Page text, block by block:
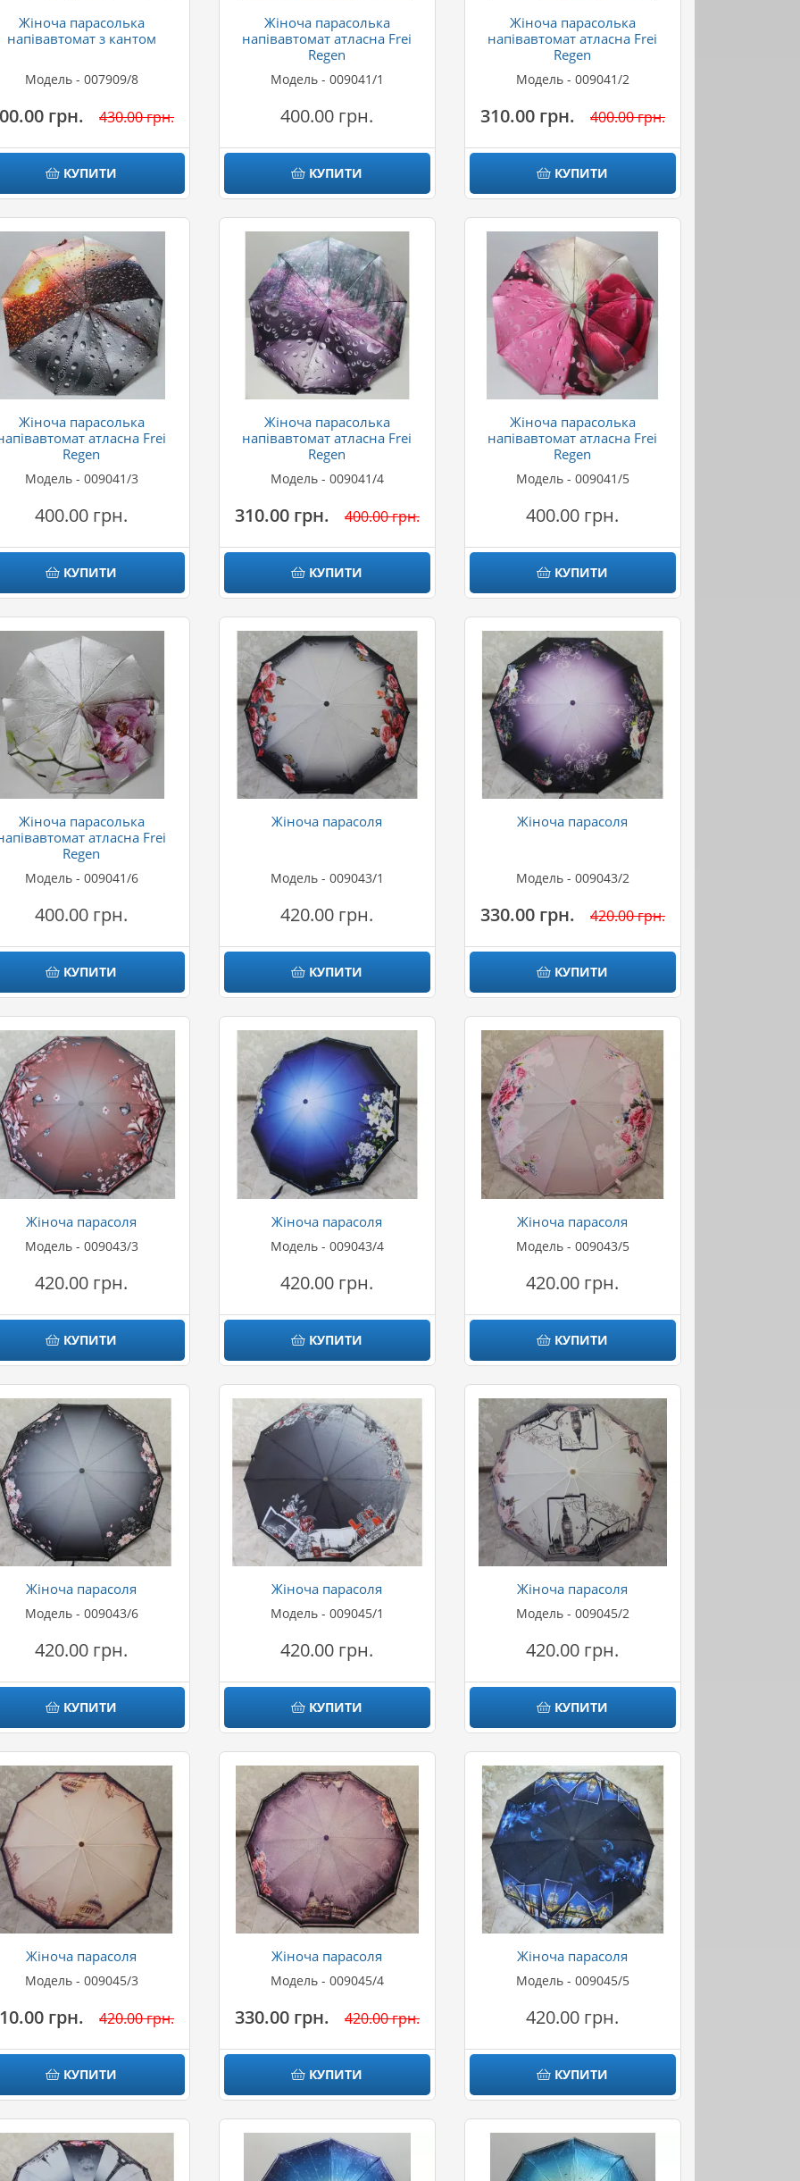
Жіноча парасолька
напівавтомат з кантом
Модель - 007909/8
грн. 430.00 грн.
КУПИТИ
Жіноча парасолька
напівавтомат атласна Frei
Regen
Модель - 009041/1
400.00 грн.
КУПИТИ
Жіноча парасолька
напівавтомат атласна Frei
Regen
Модель - 009041/2
310.00 грн. 400.00 грн.
КУПИТИ
Жіноча парасолька
атласна Frei
Regen
Модель - 009041/3
400.00 грн.
КУПИТИ
Жіноча парасолька
напівавтомат атласна Frei
Regen
Модель - 009041/4
310.00 грн. 400.00 грн.
КУПИТИ
Жіноча парасолька
напівавтомат атласна Frei
Regen
Модель - 009041/5
400.00 грн.
КУПИТИ
Жіноча парасолька
атласна Frei
Regen
Модель - 009041/6
400.00 грн.
КУПИТИ
Жіноча парасоля
Модель - 009043/1
420.00 грн.
КУПИТИ
Жіноча парасоля
Модель - 009043/2
330.00 грн. 420.00 грн.
КУПИТИ
Жіноча парасоля
Модель - 009043/3
420.00 грн.
КУПИТИ
Жіноча парасоля
Модель - 009043/4
420.00 грн.
КУПИТИ
Жіноча парасоля
Модель - 009043/5
420.00 грн.
КУПИТИ
Жіноча парасоля
Модель - 009043/6
420.00 грн.
КУПИТИ
Жіноча парасоля
Модель - 009045/1
420.00 грн.
КУПИТИ
Жіноча парасоля
Модель - 009045/2
420.00 грн.
КУПИТИ
Жіноча парасоля
Модель - 009045/3
грн. 420.00 грн.
КУПИТИ
Жіноча парасоля
Модель - 009045/4
330.00 грн. 420.00 грн.
КУПИТИ
Жіноча парасоля
Модель - 009045/5
420.00 грн.
КУПИТИ